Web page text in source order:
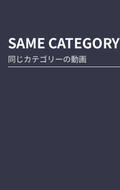
SAME CATEGORY
同じカテゴリーの動画